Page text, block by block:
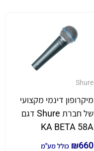
Shure
מיקרופון דינמי מקצועי
של חברת Shure דגם
KA BETA 58A
₪660 כולל מע"מ